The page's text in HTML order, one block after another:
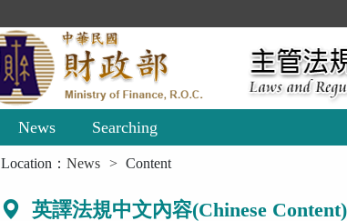
News Searching
Location：News Content
英譯法規中文內容(Chinese Content)